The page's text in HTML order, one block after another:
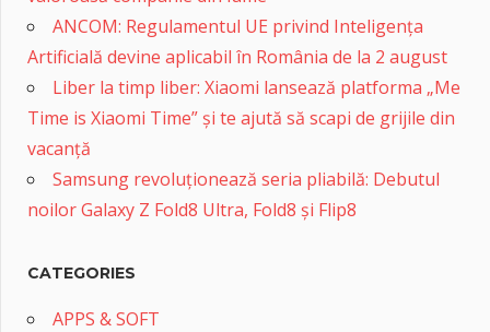
ANCOM: Regulamentul UE privind Inteligența
Artificială devine aplicabil în România de la 2 august
Liber la timp liber: Xiaomi lansează platforma „Me
Time is Xiaomi Time” și te ajută să scapi de grijile din
vacanță
Samsung revoluționează seria pliabilă: Debutul
noilor Galaxy Z Fold8 Ultra, Fold8 și Flip8
CATEGORIES
APPS & SOFT